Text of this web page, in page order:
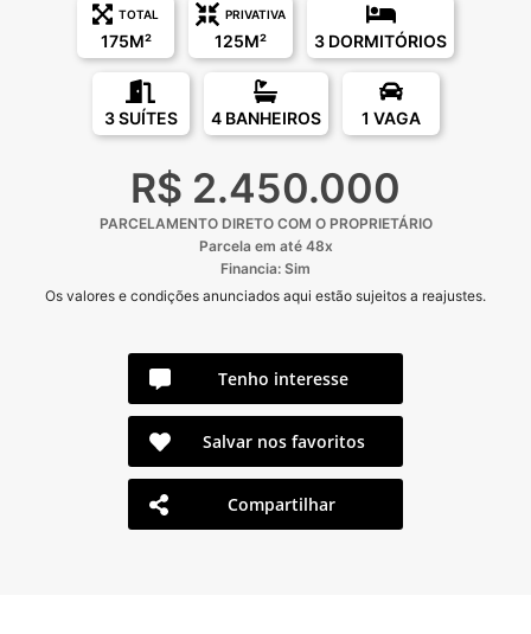
TOTAL
175M²
PRIVATIVA
125M² 3 DORMITÓRIOS
3 SUÍTES 4 BANHEIROS 1 VAGA
R$ 2.450.000
PARCELAMENTO DIRETO COM O PROPRIETÁRIO
Parcela em até 48x
Financia: Sim
Os valores e condições anunciados aqui estão sujeitos a reajustes.
Tenho interesse
Salvar nos favoritos
Compartilhar